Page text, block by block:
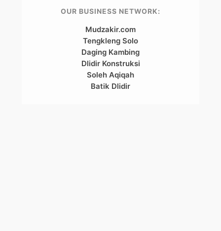
OUR BUSINESS NETWORK:
Mudzakir.com
Tengkleng Solo
Daging Kambing
Dlidir Konstruksi
Soleh Aqiqah
Batik Dlidir